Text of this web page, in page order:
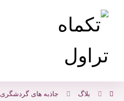
بلاگ جاذبه های گردشگری